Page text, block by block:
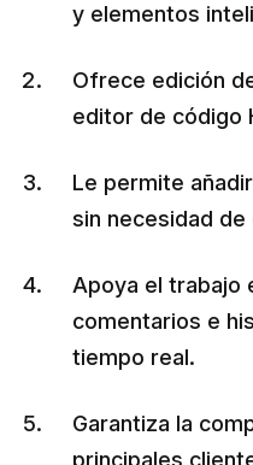
y elementos
Ofrece edición
editor de código
Le permite
sin necesidad de
Apoya el trabajo
comentarios e
tiempo real.
Garantiza la